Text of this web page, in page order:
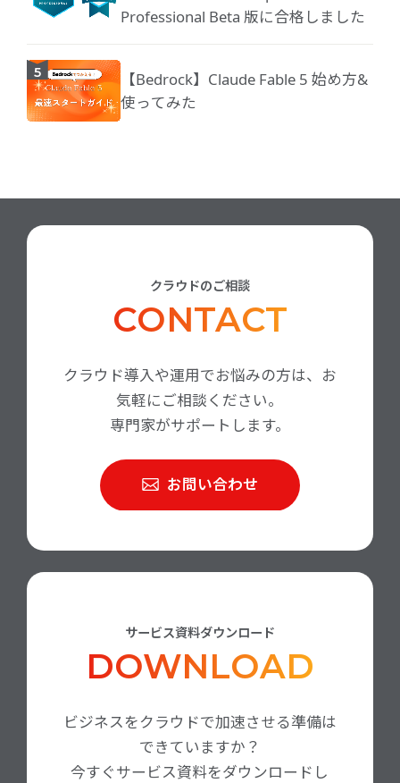
Professional Beta 版に合格しました
【Bedrock】Claude Fable 5 始め方&
使ってみた
クラウドのご相談
CONTACT
クラウド導入や運用でお悩みの方は、お
気軽にご相談ください。
専門家がサポートします。
お問い合わせ
サービス資料ダウンロード
DOWNLOAD
ビジネスをクラウドで加速させる準備は
できていますか？
今すぐサービス資料をダウンロードし